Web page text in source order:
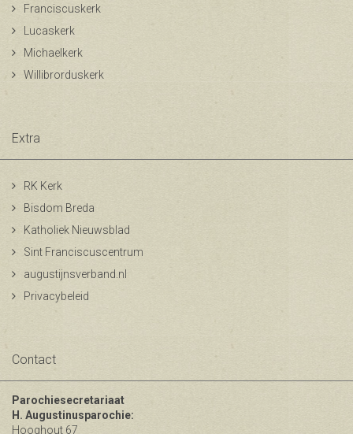
Franciscuskerk
Lucaskerk
Michaelkerk
Willibrorduskerk
Extra
RK Kerk
Bisdom Breda
Katholiek Nieuwsblad
Sint Franciscuscentrum
augustijnsverband.nl
Privacybeleid
Contact
Parochiesecretariaat
H. Augustinusparochie:
Hooghout 67